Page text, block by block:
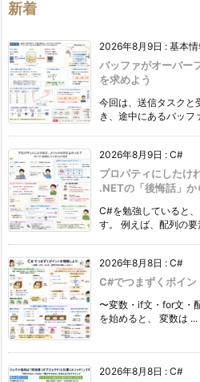
新着
2026年8月9日 : 基本
バッファがオーバー
を求めよう
今回は、送信タスクと
き、途中にあるバッフ
2026年8月9日 : C#
プロパティにしたけ
.NETの「後悔話」
C#を勉強していると
す。 例えば、配列の要
2026年8月8日 : C#
C#でつまずくポイン
〜変数・if文・for文・
を始めると、 変数は ...
2026年8月8日 : C#